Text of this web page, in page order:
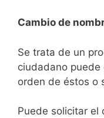
Cambio de
Se trata de un
ciudadano puede
orden de éstos o
Puede solicitar el